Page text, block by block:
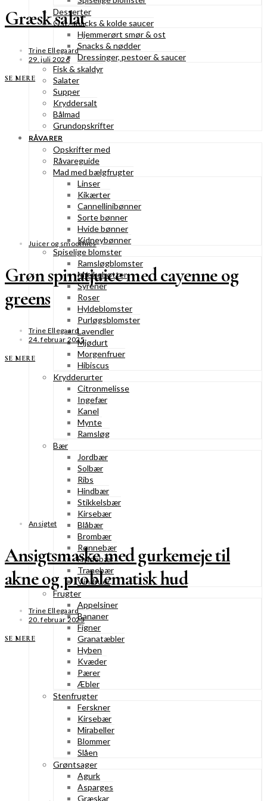
Desserter
Ost, snacks & kolde saucer
Hjemmerørt smør & ost
Snacks & nødder
Dressinger, pestoer & saucer
Fisk & skaldyr
Salater
Supper
Kryddersalt
Bålmad
Grundopskrifter
RÅVARER
Opskrifter med
Råvareguide
Mad med bælgfrugter
Linser
Kikærter
Cannellinibønner
Sorte bønner
Hvide bønner
Kidneybønner
Spiselige blomster
Ramsløgblomster
Mælkebøtter
Syrener
Roser
Hyldeblomster
Purløgsblomster
Lavendler
Mjødurt
Morgenfruer
Hibiscus
Krydderurter
Citronmelisse
Ingefær
Kanel
Mynte
Ramsløg
Bær
Jordbær
Solbær
Ribs
Hindbær
Stikkelsbær
Kirsebær
Blåbær
Brombær
Rønnebær
Hyldebær
Tranebær
Vindruer
Frugter
Appelsiner
Bananer
Figner
Granatæbler
Hyben
Kvæder
Pærer
Æbler
Stenfrugter
Ferskner
Kirsebær
Mirabeller
Blommer
Slåen
Grøntsager
Agurk
Asparges
Græskar
Græsk salat
Trine Ellegaard
29. juli 2026
SE MERE
Juicer og smoothies
Grøn spinatjuice med cayenne og
greens
Trine Ellegaard
24. februar 2025
SE MERE
Ansigtet
Ansigtsmaske med gurkemeje til
akne og problematisk hud
Trine Ellegaard
20. februar 2025
SE MERE